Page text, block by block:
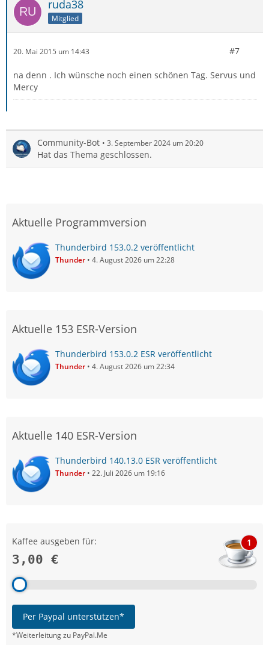
ruda38
Mitglied
20. Mai 2015 um 14:43 #7
na denn . Ich wünsche noch einen schönen Tag. Servus und
Mercy
Community-Bot 3. September 2024 um 20:20
Hat das Thema geschlossen.
Aktuelle Programmversion
Thunderbird 153.0.2 veröffentlicht
Thunder 4. August 2026 um 22:28
Aktuelle 153 ESR-Version
Thunderbird 153.0.2 ESR veröffentlicht
Thunder 4. August 2026 um 22:34
Aktuelle 140 ESR-Version
Thunderbird 140.13.0 ESR veröffentlicht
Thunder 22. Juli 2026 um 19:16
Kaffee ausgeben für:
3,00 €
1
Per Paypal unterstützen*
*Weiterleitung zu PayPal.Me